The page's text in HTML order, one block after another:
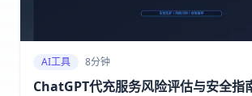
AI工具 8分钟
ChatGPT代充服务风险评估与安全指